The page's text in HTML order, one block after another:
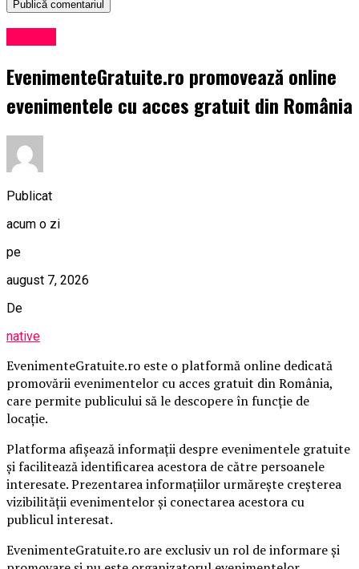
EvenimenteGratuite.ro promovează online
evenimentele cu acces gratuit din România
Publicat
acum o zi
pe
august 7, 2026
De
native
EvenimenteGratuite.ro este o platformă online dedicată
promovării evenimentelor cu acces gratuit din România,
care permite publicului să le descopere în funcție de
locație.
Platforma afișează informații despre evenimentele gratuite
și facilitează identificarea acestora de către persoanele
interesate. Prezentarea informațiilor urmărește creșterea
vizibilității evenimentelor și conectarea acestora cu
publicul interesat.
EvenimenteGratuite.ro are exclusiv un rol de informare și